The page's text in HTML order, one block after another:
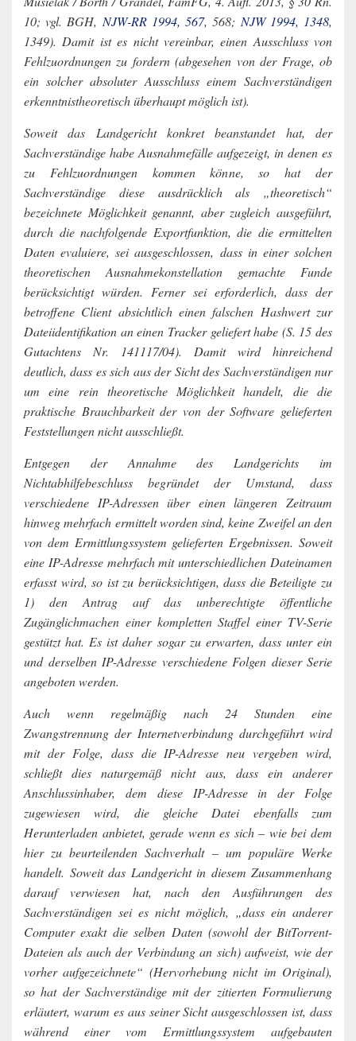
10; vgl. BGH, NJW-RR 1994, 567, 568; NJW 1994, 1348,
1349). Damit ist es nicht vereinbar, einen Ausschluss von
Fehlzuordnungen zu fordern (abgesehen von der Frage, ob
ein solcher absoluter Ausschluss einem Sachverständigen
erkenntnistheoretisch überhaupt möglich ist).
Soweit das Landgericht konkret beanstandet hat, der
Sachverständige habe Ausnahmefälle aufgezeigt, in denen es
zu Fehlzuordnungen kommen könne, so hat der
Sachverständige diese ausdrücklich als „theoretisch“
bezeichnete Möglichkeit genannt, aber zugleich ausgeführt,
durch die nachfolgende Exportfunktion, die die ermittelten
Daten evaluiere, sei ausgeschlossen, dass in einer solchen
theoretischen Ausnahmekonstellation gemachte Funde
berücksichtigt würden. Ferner sei erforderlich, dass der
betroffene Client absichtlich einen falschen Hashwert zur
Dateiidentifikation an einen Tracker geliefert habe (S. 15 des
Gutachtens Nr. 141117/04). Damit wird hinreichend
deutlich, dass es sich aus der Sicht des Sachverständigen nur
um eine rein theoretische Möglichkeit handelt, die die
praktische Brauchbarkeit der von der Software gelieferten
Feststellungen nicht ausschließt.
Entgegen der Annahme des Landgerichts im
Nichtabhilfebeschluss begründet der Umstand, dass
verschiedene IP-Adressen über einen längeren Zeitraum
hinweg mehrfach ermittelt worden sind, keine Zweifel an den
von dem Ermittlungssystem gelieferten Ergebnissen. Soweit
eine IP-Adresse mehrfach mit unterschiedlichen Dateinamen
erfasst wird, so ist zu berücksichtigen, dass die Beteiligte zu
1) den Antrag auf das unberechtigte öffentliche
Zugänglichmachen einer kompletten Staffel einer TV-Serie
gestützt hat. Es ist daher sogar zu erwarten, dass unter ein
und derselben IP-Adresse verschiedene Folgen dieser Serie
angeboten werden.
Auch wenn regelmäßig nach 24 Stunden eine
Zwangstrennung der Internetverbindung durchgeführt wird
mit der Folge, dass die IP-Adresse neu vergeben wird,
schließt dies naturgemäß nicht aus, dass ein anderer
Anschlussinhaber, dem diese IP-Adresse in der Folge
zugewiesen wird, die gleiche Datei ebenfalls zum
Herunterladen anbietet, gerade wenn es sich – wie bei dem
hier zu beurteilenden Sachverhalt – um populäre Werke
handelt. Soweit das Landgericht in diesem Zusammenhang
darauf verwiesen hat, nach den Ausführungen des
Sachverständigen sei es nicht möglich, „dass ein anderer
Computer exakt die selben Daten (sowohl der BitTorrent-
Dateien als auch der Verbindung an sich) aufweist, wie der
vorher aufgezeichnete“ (Hervorhebung nicht im Original),
so hat der Sachverständige mit der zitierten Formulierung
erläutert, warum es aus seiner Sicht ausgeschlossen ist, dass
während einer vom Ermittlungssystem aufgebauten